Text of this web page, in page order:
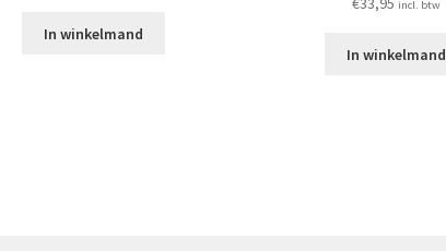
In winkelmand
incl. btw
In winkelmand